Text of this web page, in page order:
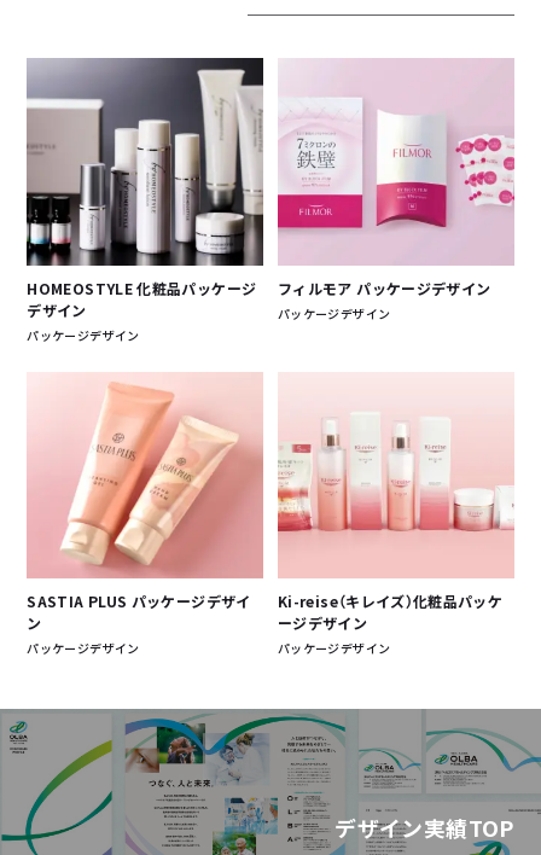
HOMEOSTYLE 化粧品パッケージ
デザイン
パッケージデザイン
フィルモア パッケージデザイン
パッケージデザイン
SASTIA PLUS パッケージデザイ
ン
パッケージデザイン
Ki-reise（キレイズ）化粧品パッケ
ージデザイン
パッケージデザイン
デザイン実績TOP